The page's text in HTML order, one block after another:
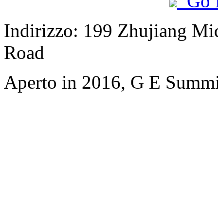
Indirizzo: 199 Zhujiang
Road
Aperto in 2016, G E